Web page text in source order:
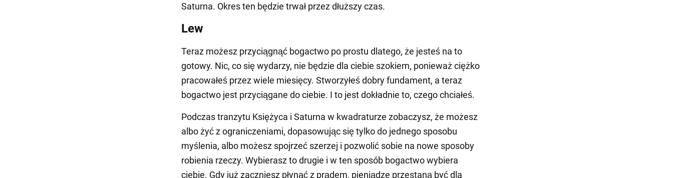
Saturna. Okres ten będzie trwał przez dłuższy czas.
Lew
Teraz możesz przyciągnąć bogactwo po prostu dlatego, że jesteś na to
gotowy. Nic, co się wydarzy, nie będzie dla ciebie szokiem, ponieważ ciężko
pracowałeś przez wiele miesięcy. Stworzyłeś dobry fundament, a teraz
bogactwo jest przyciągane do ciebie. I to jest dokładnie to, czego chciałeś.
Podczas tranzytu Księżyca i Saturna w kwadraturze zobaczysz, że możesz
albo żyć z ograniczeniami, dopasowując się tylko do jednego sposobu
myślenia, albo możesz spojrzeć szerzej i pozwolić sobie na nowe sposoby
robienia rzeczy. Wybierasz to drugie i w ten sposób bogactwo wybiera
ciebie. Gdy już zaczniesz płynąć z prądem, pieniądze przestaną być dla